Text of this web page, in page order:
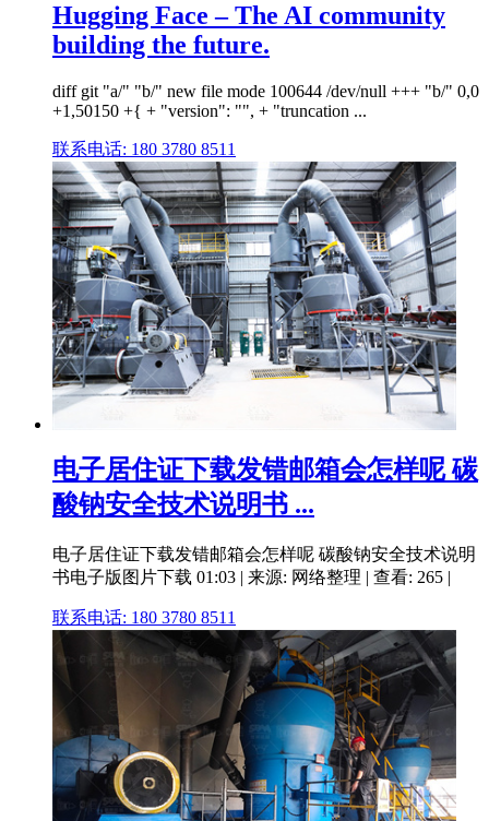
Hugging Face – The AI community
building the future.
diff git "a/" "b/" new file mode 100644 /dev/null +++ "b/" 0,0
+1,50150 +{ + "version": "", + "truncation ...
联系电话: 180 3780 8511
电子居住证下载发错邮箱会怎样呢 碳
酸钠安全技术说明书 ...
电子居住证下载发错邮箱会怎样呢 碳酸钠安全技术说明
书电子版图片下载 01:03 | 来源: 网络整理 | 查看: 265 |
联系电话: 180 3780 8511